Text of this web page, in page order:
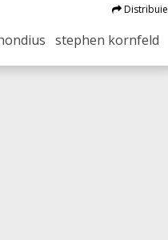
Distribuie
stephen kornfeld